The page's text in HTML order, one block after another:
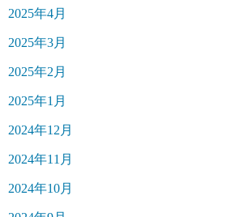
2025年4月
2025年3月
2025年2月
2025年1月
2024年12月
2024年11月
2024年10月